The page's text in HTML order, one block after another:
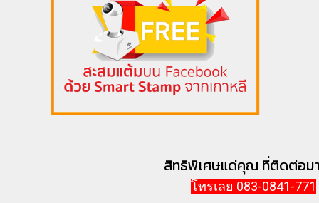
สิทธิพิเศษแด่คุณ ที่ติดต่อม
โทรเลย 083-0841-771